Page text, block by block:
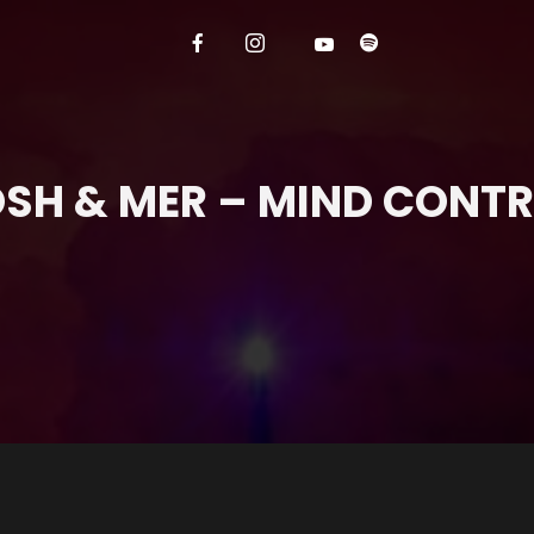
& MER – MIND